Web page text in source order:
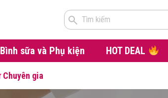
Tìm kiếm
Bình sữa và Phụ kiện HOT DEAL
gia